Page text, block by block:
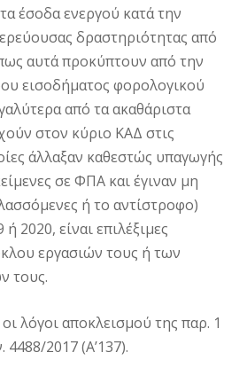
έσοδα ενεργού κατά την
δραστηριότητας από
αυτά προκύπτουν από την
εισοδήματος φορολογικού
από τα ακαθάριστα
στον κύριο ΚΑΔ στις
άλλαξαν καθεστώς υπαγωγής
σε ΦΠΑ και έγιναν μη
ή το αντίστροφο)
2020, είναι επιλέξιμες
εργασιών τους ή των
τους.
λόγοι αποκλεισμού της παρ. 1
2017 (Α’137).